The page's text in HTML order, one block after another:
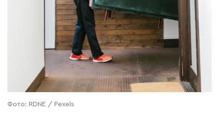
Фото: RDNE / Pexels